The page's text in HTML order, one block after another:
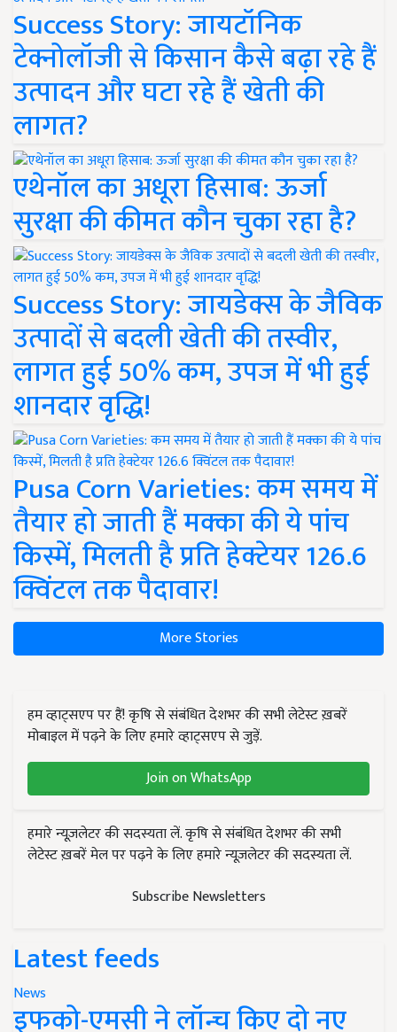
Success Story: जायटॉनिक
टेक्नोलॉजी से किसान कैसे बढ़ा रहे हैं
उत्पादन और घटा रहे हैं खेती की
लागत?
एथेनॉल का अधूरा हिसाब: ऊर्जा
सुरक्षा की कीमत कौन चुका रहा है?
Success Story: जायडेक्स के जैविक
उत्पादों से बदली खेती की तस्वीर,
लागत हुई 50% कम, उपज में भी हुई
शानदार वृद्धि!
Pusa Corn Varieties: कम समय में
तैयार हो जाती हैं मक्का की ये पांच
किस्में, मिलती है प्रति हेक्टेयर 126.6
क्विंटल तक पैदावार!
More Stories
हम व्हाट्सएप पर हैं! कृषि से संबंधित देशभर की सभी लेटेस्ट ख़बरें
मोबाइल में पढ़ने के लिए हमारे व्हाट्सएप से जुड़ें.
Join on WhatsApp
हमारे न्यूज़लेटर की सदस्यता लें. कृषि से संबंधित देशभर की सभी
लेटेस्ट ख़बरें मेल पर पढ़ने के लिए हमारे न्यूज़लेटर की सदस्यता लें.
Subscribe Newsletters
Latest feeds
News
इफको-एमसी ने लॉन्च किए दो नए